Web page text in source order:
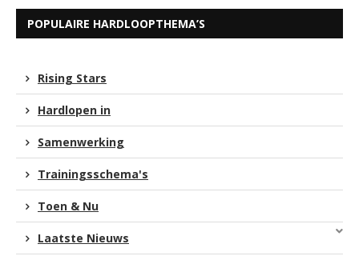
POPULAIRE HARDLOOPTHEMA’S
Rising Stars
Hardlopen in
Samenwerking
Trainingsschema's
Toen & Nu
Laatste Nieuws